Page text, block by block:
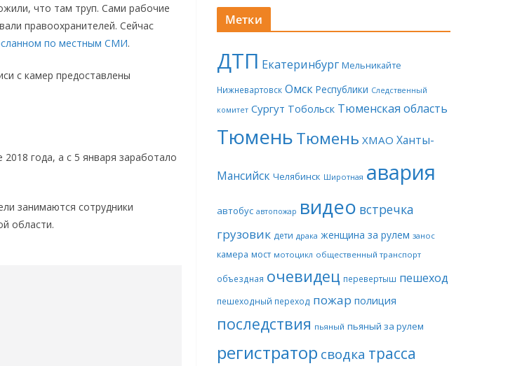
что там труп. Сами рабочие
правоохранителей. Сейчас
по местным СМИ.
с камер предоставлены
года, а с 5 января заработало
занимаются сотрудники
области.
Метки
ДТП Екатеринбург Мельникайте
Нижневартовск Омск Республики Следственный
комитет Сургут Тобольск Тюменская область
ТюменьТюмень ХМАО Ханты-
Мансийск Челябинск Широтная авария
автобус автопожар видео встречка
грузовик дети драка женщина за рулем занос
камера мост мотоцикл общественный транспорт
объездная очевидец перевертыш пешеход
пешеходный переход пожар полиция
последствия пьяный пьяный за рулем
регистратор сводка трасса